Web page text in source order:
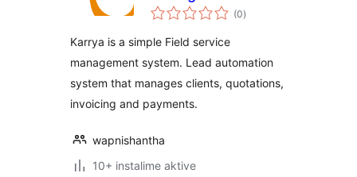
system
(0vlerësime
gjithsej
)
Karrya is a simple Field service
management system. Lead automation
system that manages clients, quotations,
invoicing and payments.
wapnishantha
10+ instalime aktive